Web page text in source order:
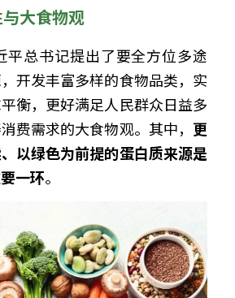
大食物观
平总书记提出了要全方位多途
开发丰富多样的食物品类，实
衡，更好满足人民群众日益多
费需求的大食物观。其中， 更
以绿色为前提的蛋白质来源是
一环。